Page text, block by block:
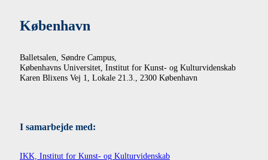
København
Balletsalen, Søndre Campus,
Københavns Universitet, Institut for Kunst- og Kulturvidenskab
Karen Blixens Vej 1, Lokale 21.3., 2300 København
I samarbejde med:
IKK, Institut for Kunst- og Kulturvidenskab